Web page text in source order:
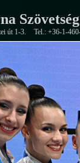
út 1-3. Tel.: +36-1-